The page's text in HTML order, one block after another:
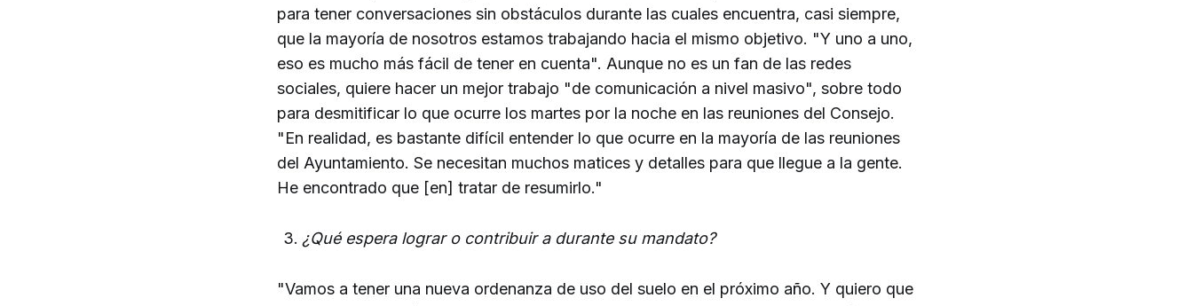
para tener conversaciones sin obstáculos durante las cuales encuentra, casi siempre,
que la mayoría de nosotros estamos trabajando hacia el mismo objetivo. "Y uno a uno,
eso es mucho más fácil de tener en cuenta". Aunque no es un fan de las redes
sociales, quiere hacer un mejor trabajo "de comunicación a nivel masivo", sobre todo
para desmitificar lo que ocurre los martes por la noche en las reuniones del Consejo.
"En realidad, es bastante difícil entender lo que ocurre en la mayoría de las reuniones
del Ayuntamiento. Se necesitan muchos matices y detalles para que llegue a la gente.
He encontrado que [en] tratar de resumirlo."
¿Qué espera lograr o contribuir a durante su mandato?
"Vamos a tener una nueva ordenanza de uso del suelo en el próximo año. Y quiero que